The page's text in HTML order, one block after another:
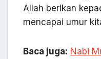
Allah berikan
mencapai umur
Baca juga: Nabi